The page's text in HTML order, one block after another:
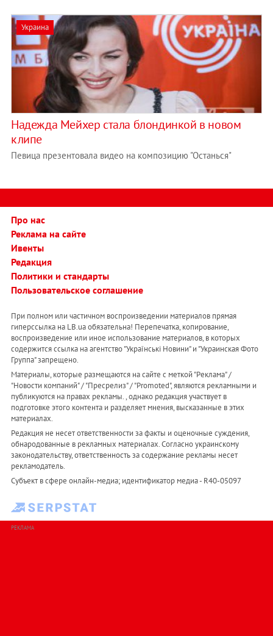
Украина
Надежда Мейхер стала блондинкой в новом
клипе
Певица презентовала видео на композицию "Останься"
Про нас
Реклама на сайте
Ивенты
Редакция
Политики и стандарты
Пользовательское соглашение
При полном или частичном воспроизведении материалов прямая
гиперссылка на LB.ua обязательна! Перепечатка, копирование,
воспроизведение или иное использование материалов, в которых
содержится ссылка на агентство "Українськi Новини" и "Украинская Фото
Группа" запрещено.
Материалы, которые размещаются на сайте с меткой "Реклама" /
"Новости компаний" / "Пресрелиз" / "Promoted", являются рекламными и
публикуются на правах рекламы. , однако редакция участвует в
подготовке этого контента и разделяет мнения, высказанные в этих
материалах.
Редакция не несет ответственности за факты и оценочные суждения,
обнародованные в рекламных материалах. Согласно украинскому
законодательству, ответственность за содержание рекламы несет
рекламодатель.
Субъект в сфере онлайн-медиа; идентификатор медиа - R40-05097
РЕКЛАМА